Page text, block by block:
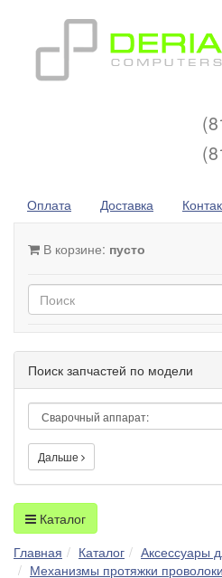
Оплата Доставка
В корзине: пусто
Поиск запчастей по модели
Дальше
Каталог
Главная
Каталог
Аксессуары
Механизмы протяжки